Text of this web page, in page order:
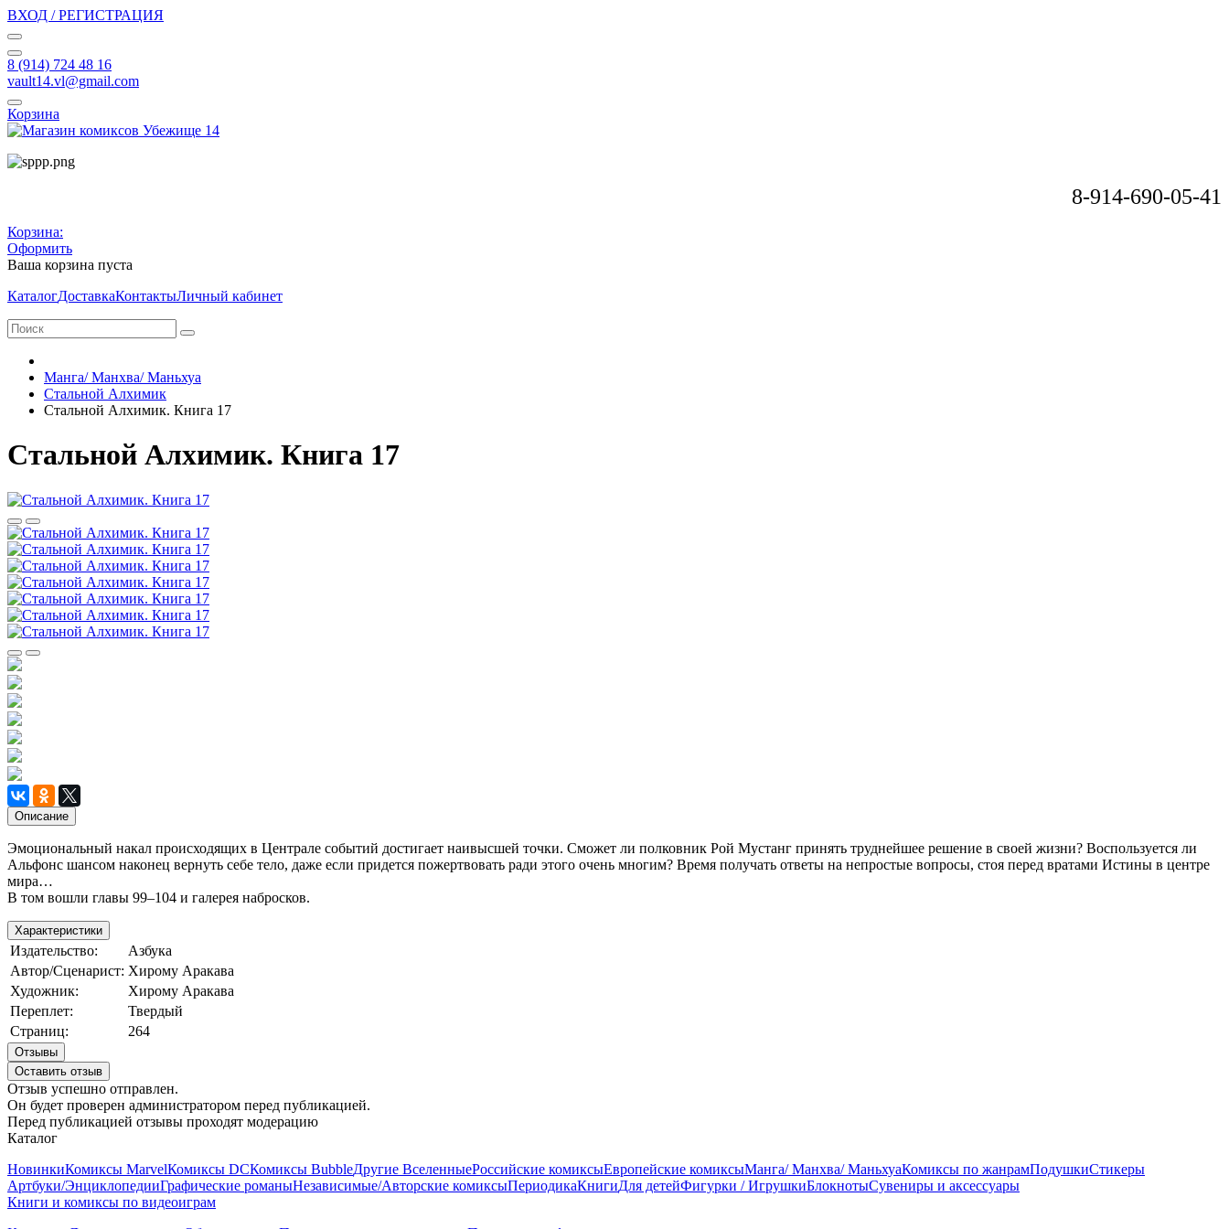
ВХОД / РЕГИСТРАЦИЯ
8 (914) 724 48 16
vault14.vl@gmail.com
Корзина
8-914-690-05-41
Корзина:
Оформить
Ваша корзина пуста
КаталогДоставкаКонтактыЛичный кабинет
Манга/ Манхва/ Маньхуа
Стальной Алхимик
Стальной Алхимик. Книга 17
Стальной Алхимик. Книга 17
Описание
Эмоциональный накал происходящих в Централе событий достигает наивысшей точки. Сможет ли полковник Рой Мустанг принять труднейшее решение в своей жизни? Воспользуется ли
Альфонс шансом наконец вернуть себе тело, даже если придется пожертвовать ради этого очень многим? Время получать ответы на непростые вопросы, стоя перед вратами Истины в центре
мира…
В том вошли главы 99–104 и галерея набросков.
Характеристики
Издательство:
Азбука
Автор/Сценарист: Хирому Аракава
Художник:
Хирому Аракава
Переплет:
Твердый
Страниц:
264
Отзывы
Оставить отзыв
Отзыв успешно отправлен.
Он будет проверен администратором перед публикацией.
Перед публикацией отзывы проходят модерацию
Каталог
НовинкиКомиксы MarvelКомиксы DCКомиксы BubbleДругие ВселенныеРоссийские комиксыЕвропейские комиксыМанга/ Манхва/ МаньхуаКомиксы по жанрамПодушкиСтикеры
Артбуки/ЭнциклопедииГрафические романыНезависимые/Авторские комиксыПериодикаКнигиДля детейФигурки / ИгрушкиБлокнотыСувениры и аксессуары
Книги и комиксы по видеоиграм